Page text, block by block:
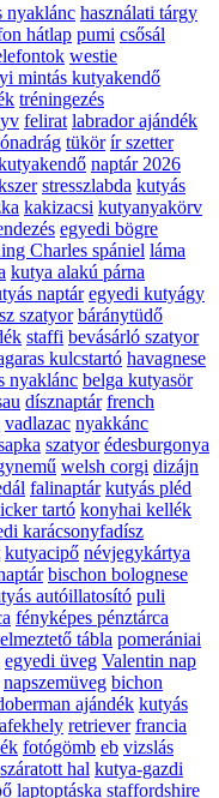
nyaklánc használati tárgy
hátlap pumi csősál
westie
mintás kutyakendő
tréningezés
felirat labrador ajándék
tükör ír szetter
naptár 2026
stresszlabda kutyás
kakizacsi kutyanyakörv
egyedi bögre
Charles spániel láma
kutya alakú párna
naptár egyedi kutyágy
szatyor báránytüdő
staffi bevásárló szatyor
kulcstartó havagnese
nyaklánc belga kutyasör
dísznaptár french
vadlazac nyakkánc
szatyor édesburgonya
welsh corgi dizájn
falinaptár kutyás pléd
tartó konyhai kellék
karácsonyfadísz
kutyacipő névjegykártya
bischon bolognese
autóillatosító puli
fényképes pénztárca
tábla pomerániai
egyedi üveg Valentin nap
napszemüveg bichon
ajándék kutyás
retriever francia
fotógömb eb vizslás
száratott hal kutya-gazdi
laptoptáska staffordshire